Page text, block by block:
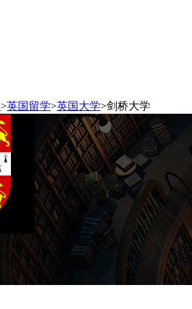
>英国留学>英国大学>剑桥大学